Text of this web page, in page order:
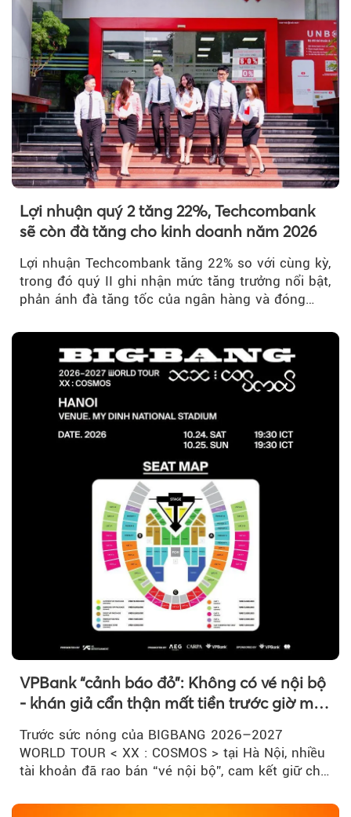
Lợi nhuận quý 2 tăng 22%, Techcombank
sẽ còn đà tăng cho kinh doanh năm 2026
Lợi nhuận Techcombank tăng 22% so với cùng kỳ,
trong đó quý II ghi nhận mức tăng trưởng nổi bật,
phản ánh đà tăng tốc của ngân hàng và đóng
VPBank “cảnh báo đỏ”: Không có vé nội bộ
- khán giả cẩn thận mất tiền trước giờ mở
Trước sức nóng của BIGBANG 2026–2027
WORLD TOUR < XX : COSMOS > tại Hà Nội, nhiều
tài khoản đã rao bán “vé nội bộ”, cam kết giữ chỗ